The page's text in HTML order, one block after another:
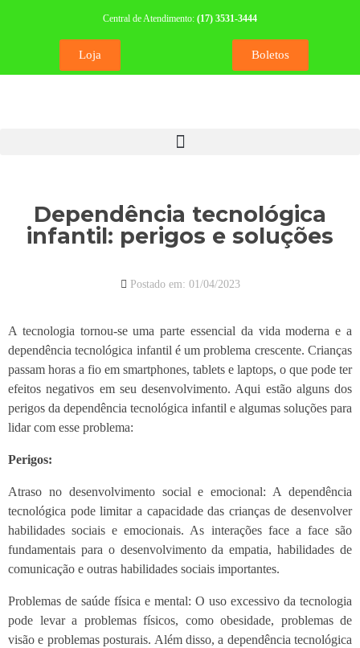
Central de Atendimento: (17) 3531-3444
Loja Boletos
Dependência tecnológica
infantil: perigos e soluções
Postado em: 01/04/2023
A tecnologia tornou-se uma parte essencial da vida moderna e a
dependência tecnológica infantil é um problema crescente. Crianças
passam horas a fio em smartphones, tablets e laptops, o que pode ter
efeitos negativos em seu desenvolvimento. Aqui estão alguns dos
perigos da dependência tecnológica infantil e algumas soluções para
lidar com esse problema:
Perigos:
Atraso no desenvolvimento social e emocional: A dependência
tecnológica pode limitar a capacidade das crianças de desenvolver
habilidades sociais e emocionais. As interações face a face são
fundamentais para o desenvolvimento da empatia, habilidades de
comunicação e outras habilidades sociais importantes.
Problemas de saúde física e mental: O uso excessivo da tecnologia
pode levar a problemas físicos, como obesidade, problemas de
visão e problemas posturais. Além disso, a dependência tecnológica